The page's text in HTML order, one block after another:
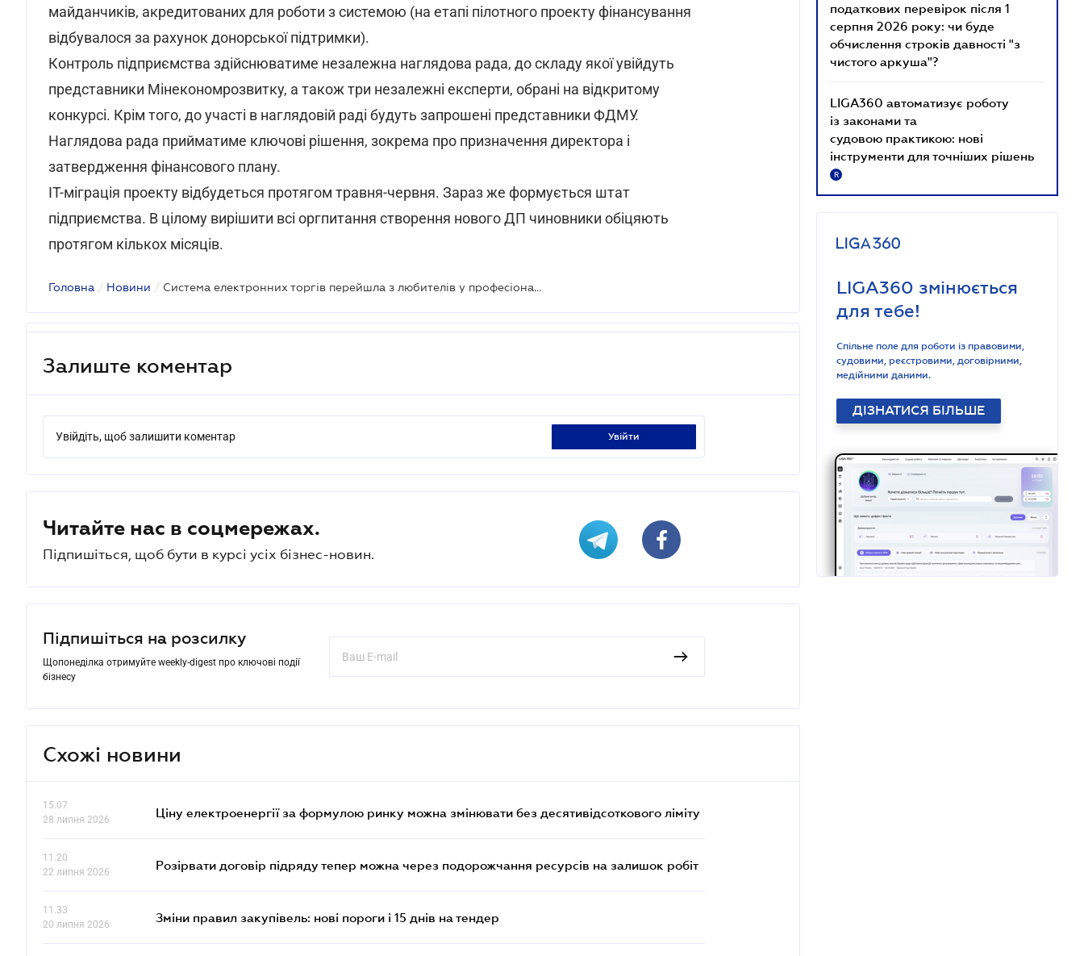
майданчиків, акредитованих для роботи з системою (на етапі пілотного проекту фінансування
відбувалося за рахунок донорської підтримки).
Контроль підприємства здійснюватиме незалежна наглядова рада, до складу якої увійдуть
представники Мінекономрозвитку, а також три незалежні експерти, обрані на відкритому
конкурсі. Крім того, до участі в наглядовій раді будуть запрошені представники ФДМУ.
Наглядова рада прийматиме ключові рішення, зокрема про призначення директора і
затвердження фінансового плану.
IТ-міграція проекту відбудеться протягом травня-червня. Зараз же формується штат
підприємства. В цілому вирішити всі оргпитання створення нового ДП чиновники обіцяють
протягом кількох місяців.
Головна / Новини / Система електронних торгів перейшла з любителів у професіонали
Залиште коментар
Увійдіть, щоб залишити коментар увійти
Читайте нас в соцмережах.
Підпишіться, щоб бути в курсі усіх бізнес-новин.
Підпишіться на розсилку
Щопонеділка отримуйте weekly-digest про ключові події
бізнесу
Схожі новини
15.07
28 липня 2026
Ціну електроенергії за формулою ринку можна змінювати без десятивідсоткового ліміту
11.20
22 липня 2026
Розірвати договір підряду тепер можна через подорожчання ресурсів на залишок робіт
11.33
20 липня 2026
Зміни правил закупівель: нові пороги і 15 днів на тендер
податкових перевірок після 1
серпня 2026 року: чи буде
обчислення строків давності "з
чистого аркуша"?
LIGA360 автоматизує роботу
із законами та
судовою практикою: нові
інструменти для точніших рішень
R
LIGA360 змінюється
для тебе!
Спільне поле для роботи із правовими,
судовими, реєстровими, договірними,
медійними даними.
ДІЗНАТИСЯ БІЛЬШЕ